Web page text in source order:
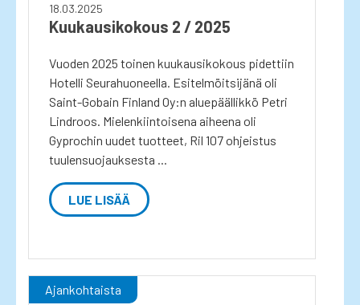
18.03.2025
Kuukausikokous 2 / 2025
Vuoden 2025 toinen kuukausikokous pidettiin
Hotelli Seurahuoneella. Esitelmöitsijänä oli
Saint-Gobain Finland Oy:n aluepäällikkö Petri
Lindroos. Mielenkiintoisena aiheena oli
Gyprochin uudet tuotteet, Ril 107 ohjeistus
tuulensuojauksesta ...
LUE LISÄÄ
Ajankohtaista